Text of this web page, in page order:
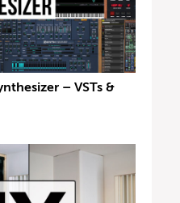
– VSTs &